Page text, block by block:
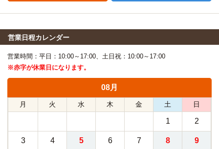
営業日程カレンダー
営業時間：平日：10:00～17:00、土日祝：10:00～17:00
※赤字が休業日になります。
08月
月 火 水 木 金 土 日
1 2
3 4 5 6 7 8 9